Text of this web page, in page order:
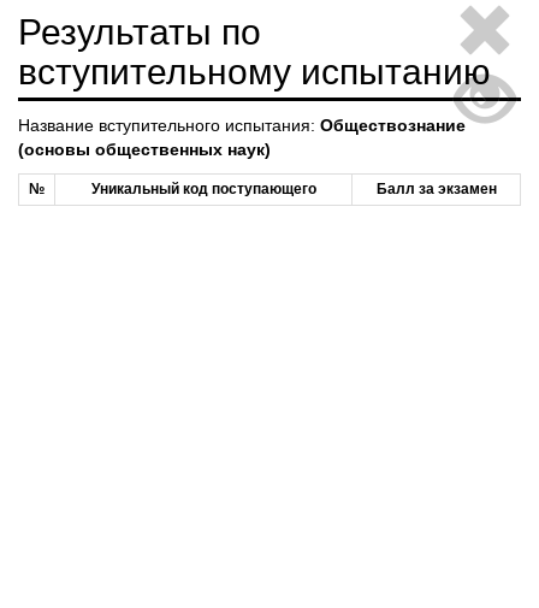
Результаты по
вступительному испытанию
Название вступительного испытания: Обществознание
(основы общественных наук)
№ Уникальный код поступающего Балл за экзамен